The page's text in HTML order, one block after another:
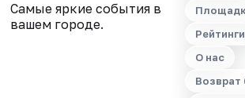
Самые яркие события в
вашем городе.
Рейтинги
О нас
Возврат